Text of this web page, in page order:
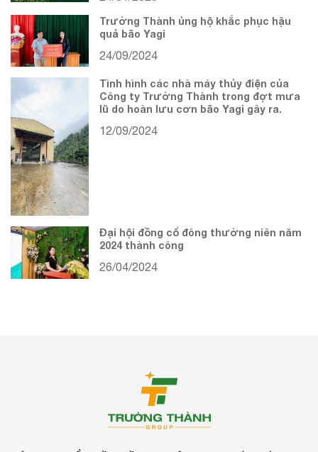
Trường Thành ủng hộ khắc phục hậu
quả bão Yagi
24/09/2024
Tình hình các nhà máy thủy điện của
Công ty Trường Thành trong đợt mưa
lũ do hoàn lưu cơn bão Yagi gây ra.
12/09/2024
Đại hội đồng cổ đông thường niên năm
2024 thành công
26/04/2024